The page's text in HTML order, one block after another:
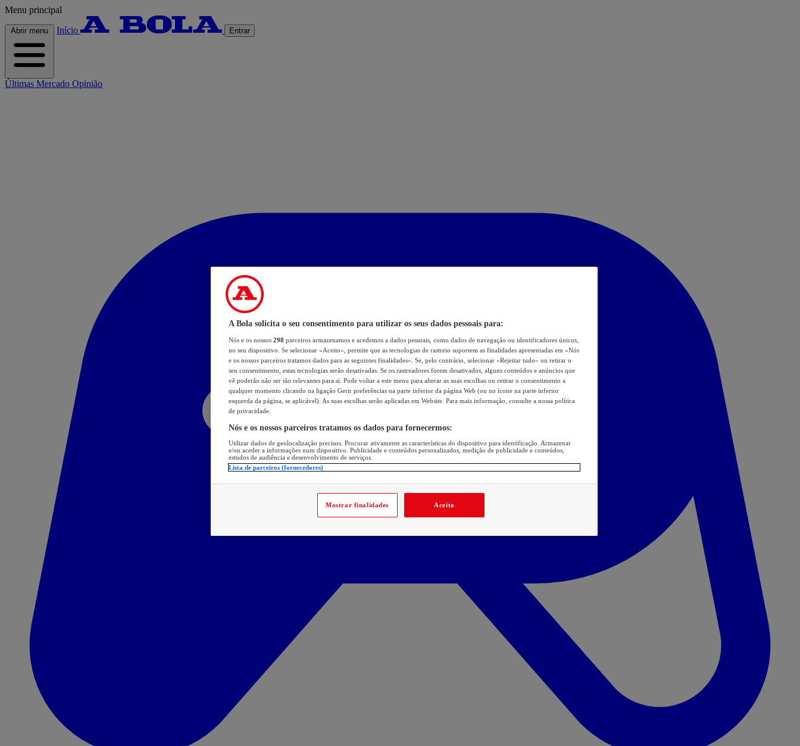
Menu principal
Abrir menu Início Entrar
Últimas Mercado Opinião
A Bola solicita o seu consentimento para utilizar os seus dados pessoais para:
Nós e os nossos 298 parceiros armazenamos e acedemos a dados pessoais, como dados de navegação ou identificadores únicos,
no seu dispositivo. Se selecionar «Aceito», permite que as tecnologias de rastreio suportem as finalidades apresentadas em «Nós
e os nossos parceiros tratamos dados para as seguintes finalidades». Se, pelo contrário, selecionar «Rejeitar tudo» ou retirar o
seu consentimento, estas tecnologias serão desativadas. Se os rastreadores forem desativados, alguns conteúdos e anúncios que
vê poderão não ser tão relevantes para si. Pode voltar a este menu para alterar as suas escolhas ou retirar o consentimento a
qualquer momento clicando na ligação Gerir preferências na parte inferior da página Web (ou no ícone na parte inferior
esquerda da página, se aplicável). As suas escolhas serão aplicadas em Website. Para mais informação, consulte a nossa política
de privacidade.
Nós e os nossos parceiros tratamos os dados para fornecermos:
Utilizar dados de geolocalização precisos. Procurar ativamente as características do dispositivo para identificação. Armazenar
e/ou aceder a informações num dispositivo. Publicidade e conteúdos personalizados, medição de publicidade e conteúdos,
estudos de audiência e desenvolvimento de serviços.
Lista de parceiros (fornecedores)
Mostrar finalidades Aceito